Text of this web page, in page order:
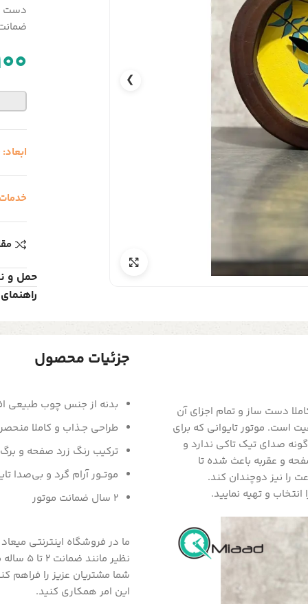
❯
دست
ابعاد:
حمل و
دست ساز و تمام اجزای آن
است. موتور تایوانی که برای
صدای تیک تاکی ندارد و
و عقربه باعث شده تا
را نیز دوچندان کند.
و تهیه نمایید.
جزئیات محصول
بدنه از جنس چوب طبیعی
طراحی جـذاب و کاملا
ترکیب رنگ زرد صفحه و
موتــور آرام گرد و بی‌صدا
2 سال ضمانت موتور
ما در فروشگاه اینترنتی
شما مشتریان عزیز را فراهم
این امر همکاری کنید.